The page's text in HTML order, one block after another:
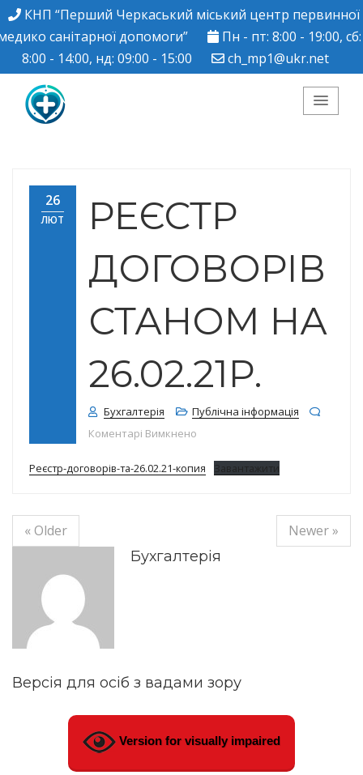
КНП “Перший Черкаський міський центр первинної
санітарної допомоги”
Пн - пт: 8:00 - 19:00, сб:
8:00 - 14:00, нд: 09:00 - 15:00
ch_mp1@ukr.net
Черкаський міський
центр ПМСД"
26
ЛЮТ
РЕЄСТР
ДОГОВОРІВ
СТАНОМ НА
26.02.21Р.
Бухгалтерія
Публічна інформація
Коментарі Вимкнено
Реєстр-договорів-та-26.02.21-копия Завантажити
« Older
Newer »
Бухгалтерія
Версія для осіб з вадами зору
Version for visually impaired